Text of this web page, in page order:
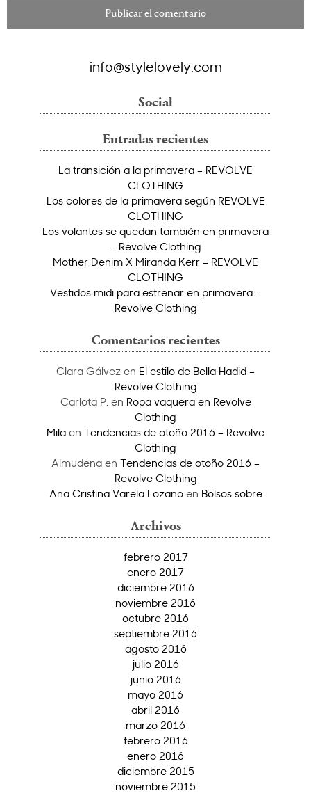
info@stylelovely.com
Social
Entradas recientes
La transición a la primavera – REVOLVE
CLOTHING
Los colores de la primavera según REVOLVE
CLOTHING
Los volantes se quedan también en primavera
– Revolve Clothing
Mother Denim X Miranda Kerr – REVOLVE
CLOTHING
Vestidos midi para estrenar en primavera –
Revolve Clothing
Comentarios recientes
Clara Gálvez en El estilo de Bella Hadid –
Revolve Clothing
Carlota P. en Ropa vaquera en Revolve
Clothing
Mila en Tendencias de otoño 2016 – Revolve
Clothing
Almudena en Tendencias de otoño 2016 –
Revolve Clothing
Ana Cristina Varela Lozanoen Bolsos sobre
Archivos
febrero 2017
enero 2017
diciembre 2016
noviembre 2016
octubre 2016
septiembre 2016
agosto 2016
julio 2016
junio 2016
mayo 2016
abril 2016
marzo 2016
febrero 2016
enero 2016
diciembre 2015
noviembre 2015